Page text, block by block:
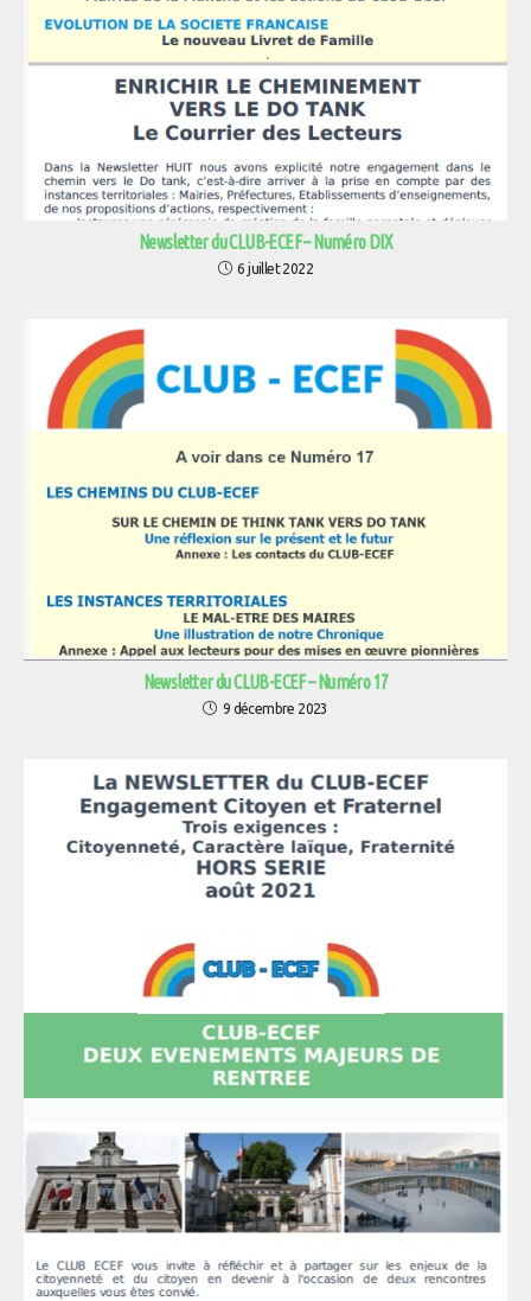
Newsletter du CLUB-ECEF – Numéro DIX
6 juillet 2022
Newsletter du CLUB-ECEF – Numéro 17
9 décembre 2023